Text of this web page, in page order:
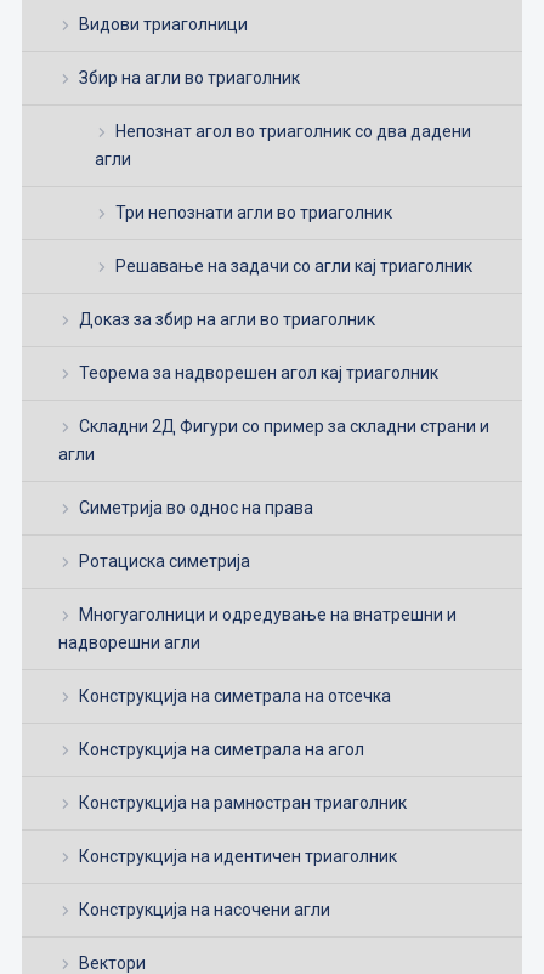
Видови триаголници
Збир на агли во триаголник
Непознат агол во триаголник со два дадени
агли
Три непознати агли во триаголник
Решавање на задачи со агли кај триаголник
Доказ за збир на агли во триаголник
Теорема за надворешен агол кај триаголник
Складни 2Д Фигури со пример за складни страни и
агли
Симетрија во однос на права
Ротациска симетрија
Многуаголници и одредување на внатрешни и
надворешни агли
Конструкција на симетрала на отсечка
Конструкција на симетрала на агол
Конструкција на рамностран триаголник
Конструкција на идентичен триаголник
Конструкција на насочени агли
Вектори